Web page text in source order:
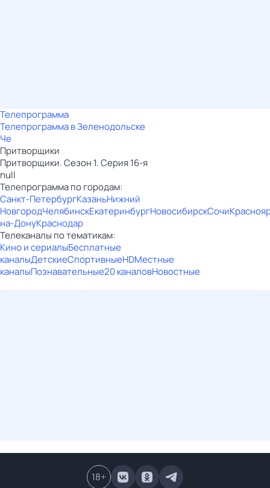
Телепрограмма
Телепрограмма в Зеленодольске
Че
Притворщики
Притворщики. Сезон 1. Серия 16-я
null
Телепрограмма по городам:
Санкт-ПетербургКазаньНижний
НовгородЧелябинскЕкатеринбургНовосибирскСочи
на-ДонуКраснодар
Телеканалы по тематикам:
Кино и сериалыБесплатные
каналыДетскиеСпортивныеHDМестные
каналыПознавательные20 каналовНовостные
18+